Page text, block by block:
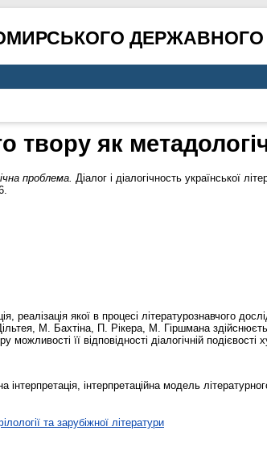
ДЕРЖАВНОГО
твору як
проблема. Діалог і діалогічность української
реалізація якої в процесі літературознавчого
М. Бахтіна, П. Рікера, М. Гіршмана
її відповідності діалогічній подієвості
інтерпретація, інтерпретаційна модель
та зарубіжної літератури